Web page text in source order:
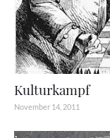
Kulturkampf
November 14, 2011